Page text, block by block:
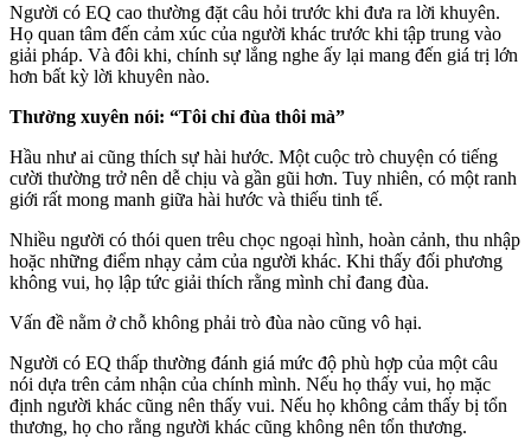
Người có EQ cao thường đặt câu hỏi trước khi đưa ra lời khuyên.
Họ quan tâm đến cảm xúc của người khác trước khi tập trung vào
giải pháp. Và đôi khi, chính sự lắng nghe ấy lại mang đến giá trị lớn
hơn bất kỳ lời khuyên nào.
Thường xuyên nói: “Tôi chỉ đùa thôi mà”
Hầu như ai cũng thích sự hài hước. Một cuộc trò chuyện có tiếng
cười thường trở nên dễ chịu và gần gũi hơn. Tuy nhiên, có một ranh
giới rất mong manh giữa hài hước và thiếu tinh tế.
Nhiều người có thói quen trêu chọc ngoại hình, hoàn cảnh, thu nhập
hoặc những điểm nhạy cảm của người khác. Khi thấy đối phương
không vui, họ lập tức giải thích rằng mình chỉ đang đùa.
Vấn đề nằm ở chỗ không phải trò đùa nào cũng vô hại.
Người có EQ thấp thường đánh giá mức độ phù hợp của một câu
nói dựa trên cảm nhận của chính mình. Nếu họ thấy vui, họ mặc
định người khác cũng nên thấy vui. Nếu họ không cảm thấy bị tổn
thương, họ cho rằng người khác cũng không nên tổn thương.